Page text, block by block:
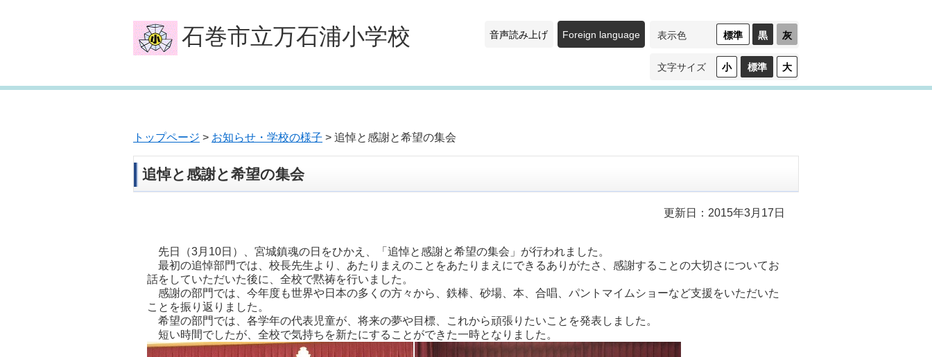
石巻市立万石浦小学校 音声読み上げ Foreign language 表示色 標準 黒
（ハ
イ
ン
ト
灰
（ロ
ー
コ
ン
ト
文字サイズ 小 標準 大
トップページ > お知らせ・学校の様子 > 追悼と感謝と希望の集会
追悼と感謝と希望の集会
更新日：2015年3月17日
先日（3月10日）、宮城鎮魂の日をひかえ、「追悼と感謝と希望の集会」が行われました。
最初の追悼部門では、校長先生より、あたりまえのことをあたりまえにできるありがたさ、感謝することの大切さについてお
話をしていただいた後に、全校で黙祷を行いました。
感謝の部門では、今年度も世界や日本の多くの方々から、鉄棒、砂場、本、合唱、パントマイムショーなど支援をいただいた
ことを振り返りました。
希望の部門では、各学年の代表児童が、将来の夢や目標、これから頑張りたいことを発表しました。
短い時間でしたが、全校で気持ちを新たにすることができた一時となりました。